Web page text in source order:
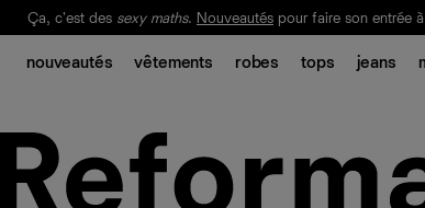
Notre Bilan Responsable 2025 est ici. Lisez-le
Ça, c'est des sexy maths. Nouveautés pour faire son entrée
nouveautés vêtements robes tops jeans